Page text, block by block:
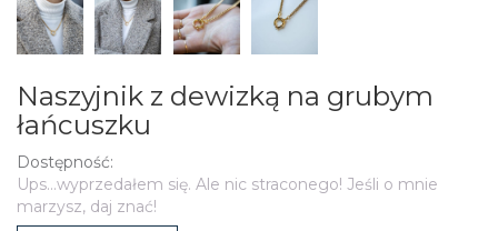
Naszyjnik z dewizką na grubym
łańcuszku
Dostępność:
Ups...wyprzedałem się. Ale nic straconego! Jeśli o mnie
marzysz, daj znać!